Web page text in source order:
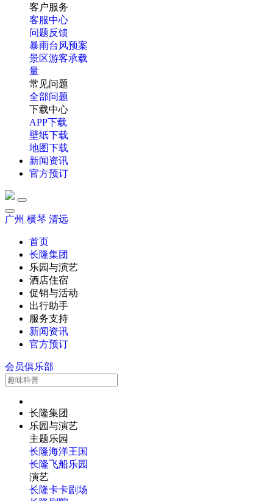
客户服务
客服中心
问题反馈
暴雨台风预案
景区游客承载
量
常见问题
全部问题
下载中心
APP下载
壁纸下载
地图下载
新闻资讯
官方预订
广州 横琴 清远
首页
长隆集团
乐园与演艺
酒店住宿
促销与活动
出行助手
服务支持
新闻资讯
官方预订
会员俱乐部
长隆集团
乐园与演艺
主题乐园
长隆海洋王国
长隆飞船乐园
演艺
长隆卡卡剧场